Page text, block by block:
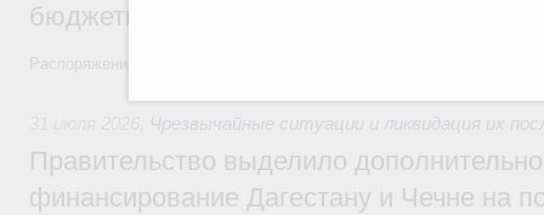
бюджетным кредитам ещё двум
Чрезвычайные ситуации и ликвидация их
Правительство выделило
финансирование Дагестану и Чечне на